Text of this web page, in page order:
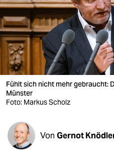
berlin
nord
wahrheit
verlag
verlag
shop
fragen & hilfe
Fühlt sich nicht mehr gebraucht:
Münster
Foto: Markus Scholz
Von Gernot